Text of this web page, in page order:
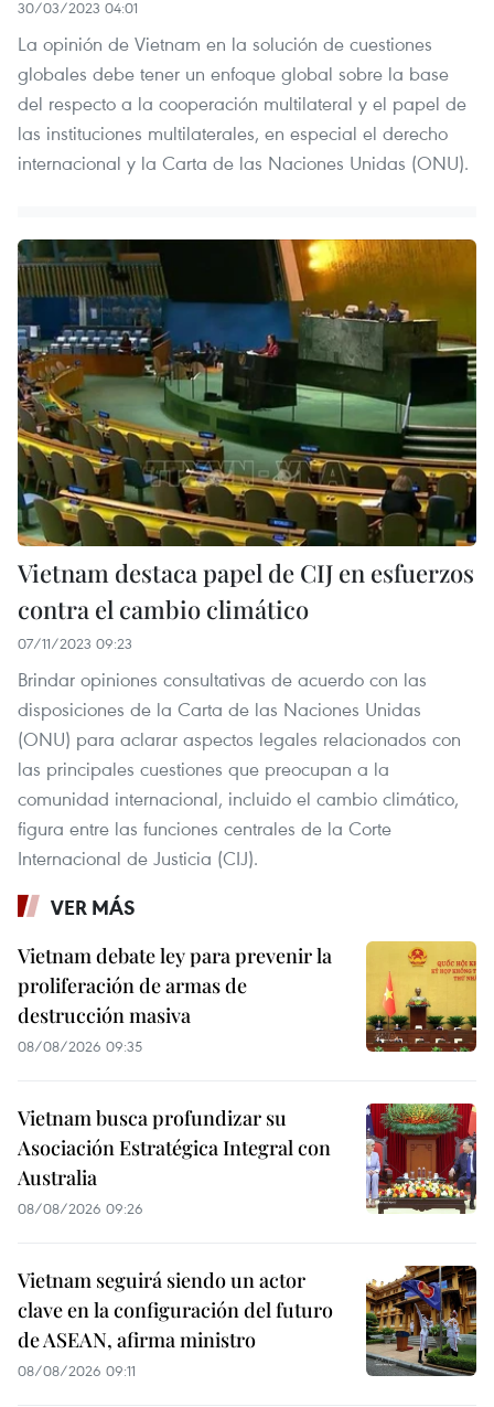
30/03/2023 04:01
La opinión de Vietnam en la solución de cuestiones
globales debe tener un enfoque global sobre la base
del respecto a la cooperación multilateral y el papel de
las instituciones multilaterales, en especial el derecho
internacional y la Carta de las Naciones Unidas (ONU).
Vietnam destaca papel de CIJ en esfuerzos
contra el cambio climático
07/11/2023 09:23
Brindar opiniones consultativas de acuerdo con las
disposiciones de la Carta de las Naciones Unidas
(ONU) para aclarar aspectos legales relacionados con
las principales cuestiones que preocupan a la
comunidad internacional, incluido el cambio climático,
figura entre las funciones centrales de la Corte
Internacional de Justicia (CIJ).
VER MÁS
Vietnam debate ley para prevenir la
proliferación de armas de
destrucción masiva
08/08/2026 09:35
Vietnam busca profundizar su
Asociación Estratégica Integral con
Australia
08/08/2026 09:26
Vietnam seguirá siendo un actor
clave en la configuración del futuro
de ASEAN, afirma ministro
08/08/2026 09:11